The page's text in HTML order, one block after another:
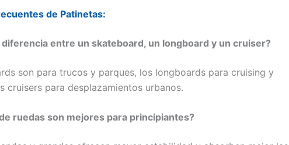
de Patinetas:
diferencia entre un skateboard, un longboard y un cruiser?
son para trucos y parques, los longboards para cruising y
cruisers para desplazamientos urbanos.
ruedas son mejores para principiantes?